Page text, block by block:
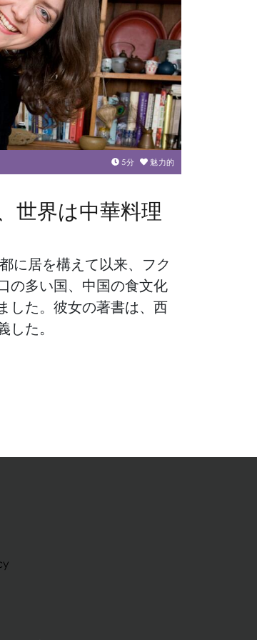
5分 魅力的
世界は中華料理
に居を構えて以来、フク
の多い国、中国の食文化
した。彼女の著書は、西
た。